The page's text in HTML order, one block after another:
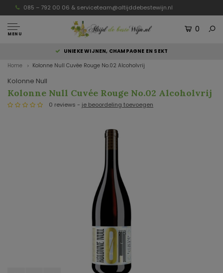
085 – 792 00 06 & serviceteam@altijddebestewijn.nl
MENU
0
UNIEKE WIJNEN, CHAMPAGNE EN SEKT
Home Kolonne Null Cuvée Rouge No.02 Alcoholvrij
Kolonne Null
Kolonne Null Cuvée Rouge No.02 Alcoholvrij
0 reviews - je beoordeling toevoegen